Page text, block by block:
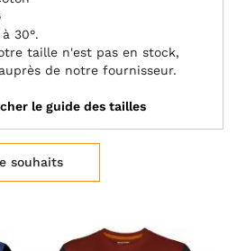
30°.
taille n'est pas en stock,
de notre fournisseur.
le guide des tailles
souhaits